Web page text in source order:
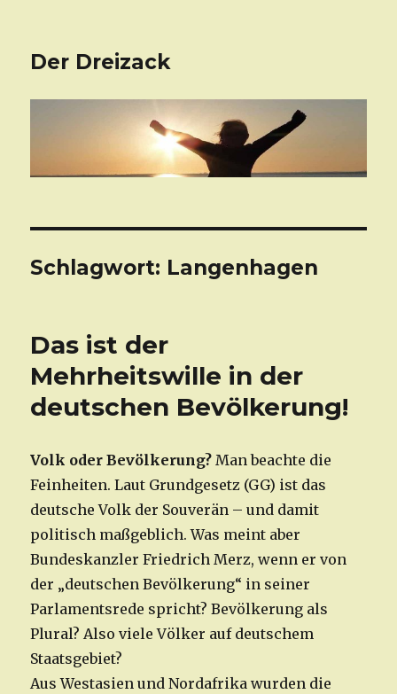
Der Dreizack
Schlagwort: Langenhagen
Das ist der
Mehrheitswille in der
deutschen Bevölkerung!
Volk oder Bevölkerung?Man beachte die
Feinheiten. Laut Grundgesetz (GG) ist das
deutsche Volk der Souverän – und damit
politisch maßgeblich. Was meint aber
Bundeskanzler Friedrich Merz, wenn er von
der „deutschen Bevölkerung“ in seiner
Parlamentsrede spricht? Bevölkerung als
Plural? Also viele Völker auf deutschem
Staatsgebiet?
Aus Westasien und Nordafrika wurden die